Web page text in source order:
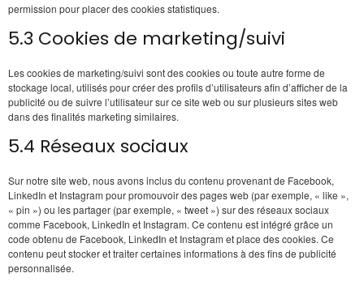
permission pour placer des cookies statistiques.
5.3 Cookies de marketing/suivi
Les cookies de marketing/suivi sont des cookies ou toute autre forme de
stockage local, utilisés pour créer des profils d’utilisateurs afin d’afficher de la
publicité ou de suivre l’utilisateur sur ce site web ou sur plusieurs sites web
dans des finalités marketing similaires.
5.4 Réseaux sociaux
Sur notre site web, nous avons inclus du contenu provenant de Facebook,
LinkedIn et Instagram pour promouvoir des pages web (par exemple, « like »,
« pin ») ou les partager (par exemple, « tweet ») sur des réseaux sociaux
comme Facebook, LinkedIn et Instagram. Ce contenu est intégré grâce un
code obtenu de Facebook, LinkedIn et Instagram et place des cookies. Ce
contenu peut stocker et traiter certaines informations à des fins de publicité
personnalisée.